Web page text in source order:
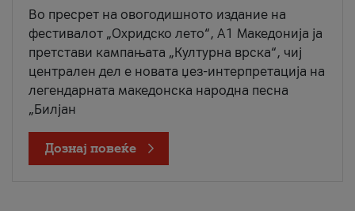
Во пресрет на овогодишното издание на
фестивалот „Охридско лето“, А1 Македонија ја
претстави кампањата „Културна врска“, чиј
централен дел е новата џез-интерпретација на
легендарната македонска народна песна
„Билјан
Дознај повеќе